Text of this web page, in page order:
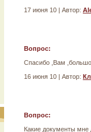
17 июня 10 | Автор:
Вопрос:
Спасибо ,Вам
16 июня 10 | Автор:
Вопрос:
Какие документы мне